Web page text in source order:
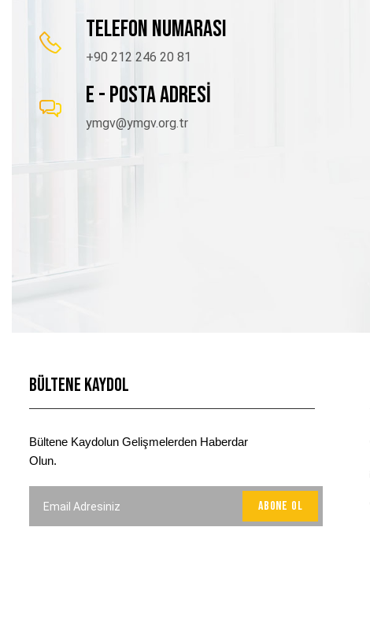
TELEFON NUMARASI
+90 212 246 20 81
E - POSTA ADRESİ
ymgv@ymgv.org.tr
Bültene Kaydol
Bültene Kaydolun Gelişmelerden Haberdar
Olun.